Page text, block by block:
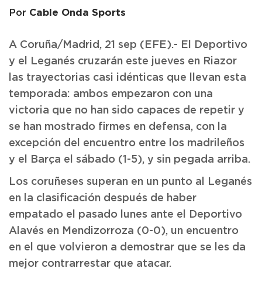
Por Cable Onda Sports
A Coruña/Madrid, 21 sep (EFE).- El Deportivo
y el Leganés cruzarán este jueves en Riazor
las trayectorias casi idénticas que llevan esta
temporada: ambos empezaron con una
victoria que no han sido capaces de repetir y
se han mostrado firmes en defensa, con la
excepción del encuentro entre los madrileños
y el Barça el sábado (1-5), y sin pegada arriba.
Los coruñeses superan en un punto al Leganés
en la clasificación después de haber
empatado el pasado lunes ante el Deportivo
Alavés en Mendizorroza (0-0), un encuentro
en el que volvieron a demostrar que se les da
mejor contrarrestar que atacar.